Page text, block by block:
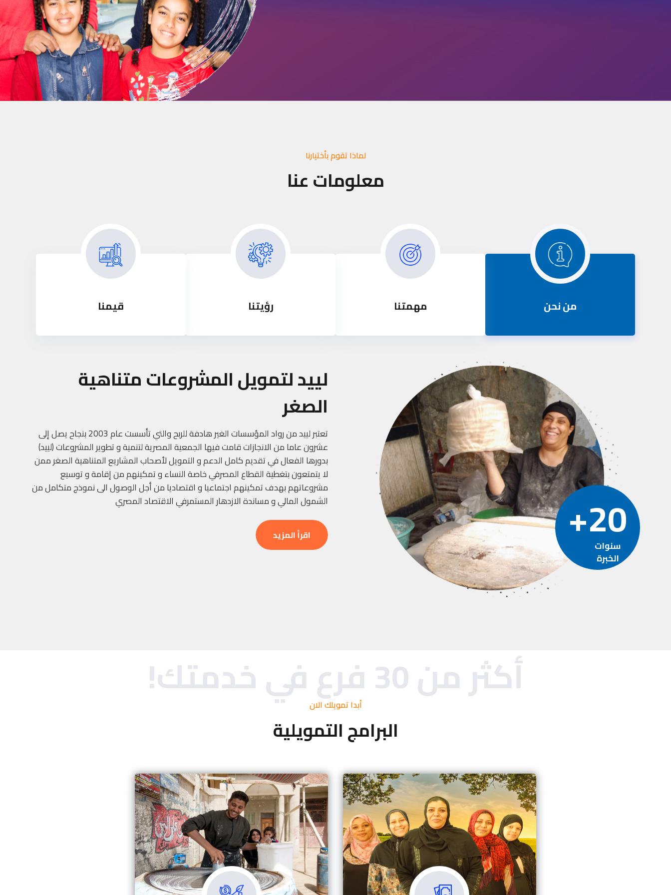
لماذا تقوم بأختيارنا
معلومات عنا
من نحن مهمتنا رؤيتنا قيمنا
20+
سنوات
الخبرة
لييد لتمويل المشروعات متناهية
الصغر
تعتبر لييد من رواد المؤسسات الغير هادفة للربح والتي تأسست عام 2003 بنجاح يصل إلى
عشرون عاما من الانجازات قامت فيها الجمعية المصرية لتنمية و تطوير المشروعات (لييد)
بدورها الفعال في تقديم كامل الدعم و التمويل لأصحاب المشاريع المتناهية الصغر ممن
لا يتمتعون بتغطية القطاع المصرفي خاصة النساء و تمكينهم من إقامة و توسيع
مشروعاتهم بهدف تمكينهم اجتماعيا و اقتصاديا من أجل الوصول الى نموذج متكامل من
الشمول المالي و مساندة الازدهار المستمرفي الاقتصاد المصري
اقرأ المزيد
أكثر من 30 فرع في خدمتك! أبدا تمويلك الان
البرامج التمويلية
الإقراض الجماعى الإقراض الفردى